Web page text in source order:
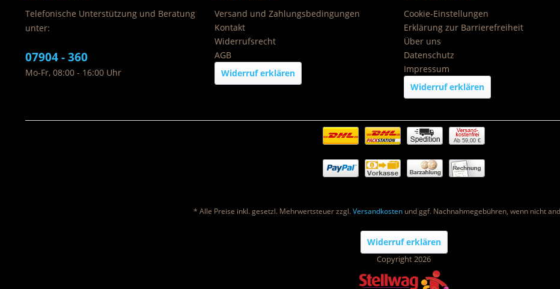
Telefonische Unterstützung und Beratung
unter:
07904 - 360
Mo-Fr, 08:00 - 16:00 Uhr
Versand und Zahlungsbedingungen
Kontakt
Widerrufsrecht
AGB
Widerruf erklären
Cookie-Einstellungen
Erklärung zur Barrierefreiheit
Über uns
Datenschutz
Impressum
Widerruf erklären
Ab 59,00 €
* Alle Preise inkl. gesetzl. Mehrwertsteuer zzgl.Versandkostenund ggf. Nachnahmegebühren, wenn nicht
Widerruf erklären
Copyright 2026